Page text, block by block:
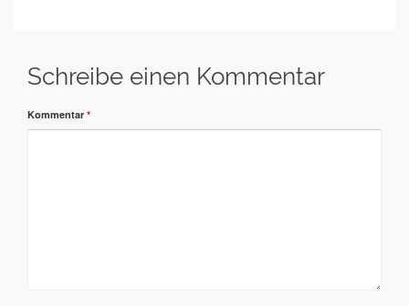
Schreibe einen Kommentar
Kommentar *